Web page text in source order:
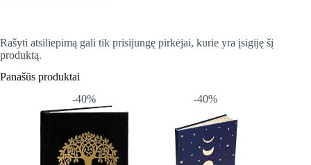
Rašyti atsiliepimą gali tik prisijungę pirkėjai, kurie yra įsigiję šį
produktą.
Panašūs produktai
-40%
-40%